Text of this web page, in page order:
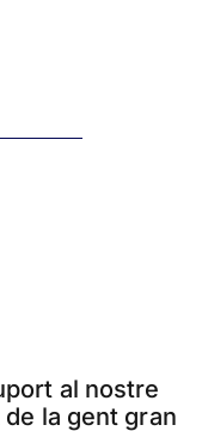
al nostre
la gent gran